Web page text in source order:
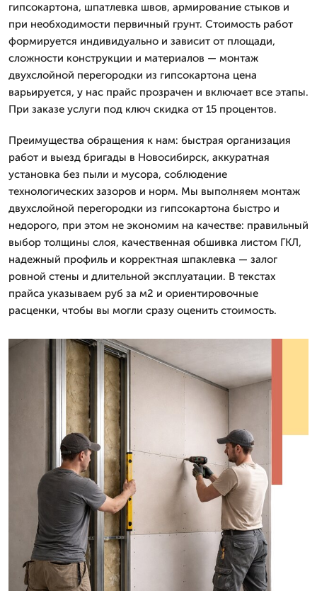
гипсокартона, шпатлевка швов, армирование стыков и
при необходимости первичный грунт. Стоимость работ
формируется индивидуально и зависит от площади,
сложности конструкции и материалов — монтаж
двухслойной перегородки из гипсокартона цена
варьируется, у нас прайс прозрачен и включает все этапы.
При заказе услуги под ключ скидка от 15 процентов.
Преимущества обращения к нам: быстрая организация
работ и выезд бригады в Новосибирск, аккуратная
установка без пыли и мусора, соблюдение
технологических зазоров и норм. Мы выполняем монтаж
двухслойной перегородки из гипсокартона быстро и
недорого, при этом не экономим на качестве: правильный
выбор толщины слоя, качественная обшивка листом ГКЛ,
надежный профиль и корректная шпаклевка — залог
ровной стены и длительной эксплуатации. В текстах
прайса указываем руб за м2 и ориентировочные
расценки, чтобы вы могли сразу оценить стоимость.